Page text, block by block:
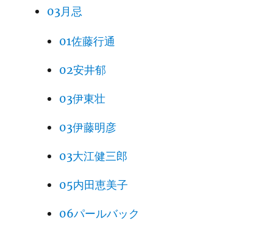
03月忌
01佐藤行通
02安井郁
03伊東壮
03伊藤明彦
03大江健三郎
05内田恵美子
06パールバック